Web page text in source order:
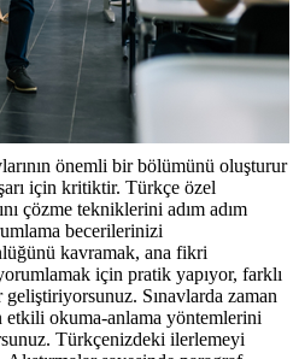
önemli bir bölümünü oluşturur
için kritiktir. Türkçe özel
çözme tekniklerini adım adım
becerilerinizi
kavramak, ana fikri
için pratik yapıyor, farklı
Sınavlarda zaman
okuma-anlama yöntemlerini
Türkçenizdeki ilerlemeyi